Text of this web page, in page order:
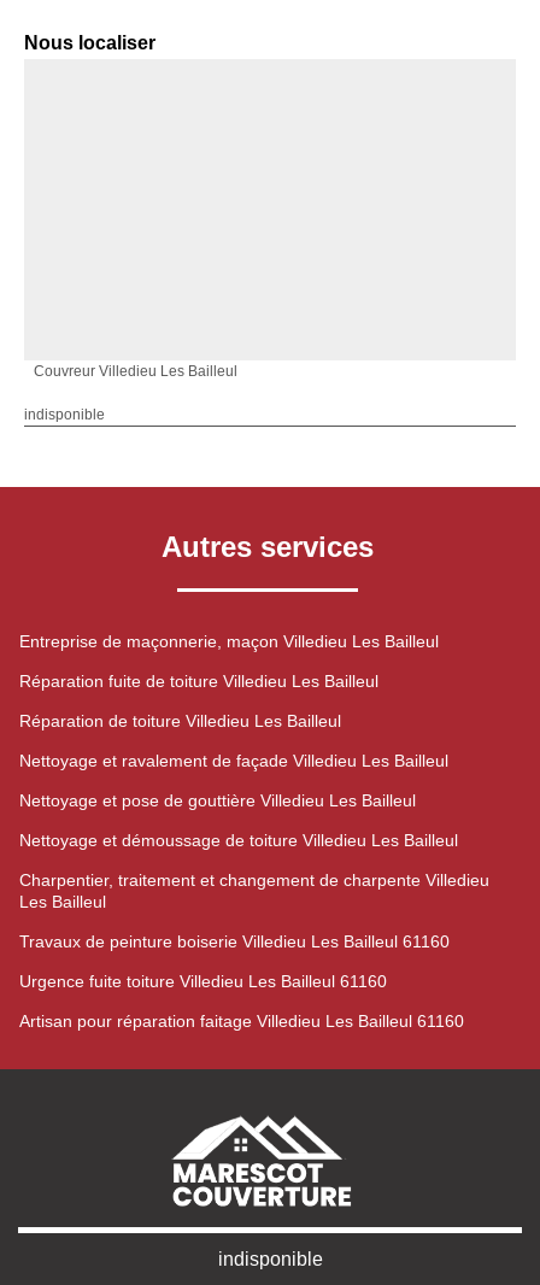
Nous localiser
Couvreur Villedieu Les Bailleul
indisponible
Autres services
Entreprise de maçonnerie, maçon Villedieu Les Bailleul
Réparation fuite de toiture Villedieu Les Bailleul
Réparation de toiture Villedieu Les Bailleul
Nettoyage et ravalement de façade Villedieu Les Bailleul
Nettoyage et pose de gouttière Villedieu Les Bailleul
Nettoyage et démoussage de toiture Villedieu Les Bailleul
Charpentier, traitement et changement de charpente Villedieu
Les Bailleul
Travaux de peinture boiserie Villedieu Les Bailleul 61160
Urgence fuite toiture Villedieu Les Bailleul 61160
Artisan pour réparation faitage Villedieu Les Bailleul 61160
indisponible